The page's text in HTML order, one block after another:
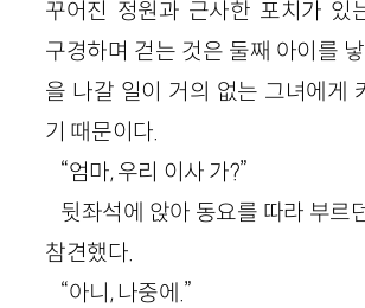
꾸어진 정원과 근사한 포치가 있
구경하며 걷는 것은 둘째 아이를
을 나갈 일이 거의 없는 그녀에게
기 때문이다.
“엄마, 우리 이사 가?”
뒷좌석에 앉아 동요를 따라 부르
참견했다.
“아니, 나중에.”